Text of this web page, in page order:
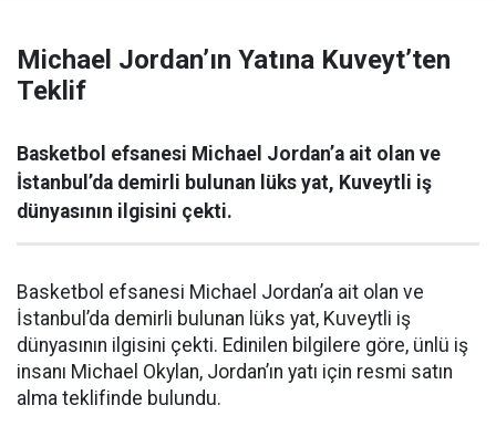
Michael Jordan’ın Yatına Kuveyt’ten
Teklif
Basketbol efsanesi Michael Jordan’a ait olan ve
İstanbul’da demirli bulunan lüks yat, Kuveytli iş
dünyasının ilgisini çekti.
Basketbol efsanesi Michael Jordan’a ait olan ve
İstanbul’da demirli bulunan lüks yat, Kuveytli iş
dünyasının ilgisini çekti. Edinilen bilgilere göre, ünlü iş
insanı Michael Okylan, Jordan’ın yatı için resmi satın
alma teklifinde bulundu.